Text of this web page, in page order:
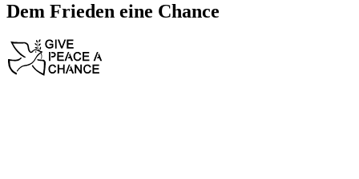
Dem Frieden eine Chance